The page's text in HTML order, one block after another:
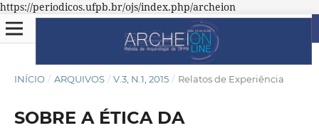
https://periodicos.ufpb.br/ojs/index.php/archeion
INÍCIO / ARQUIVOS / V.3, N.1, 2015 / Relatos de Experiência
SOBRE A ÉTICA DA